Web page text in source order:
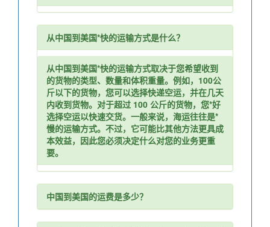
从中国到美国*快的运输方式是什么？
从中国到美国*快的运输方式取决于您希望收到
的货物的类型、数量和体积重量。例如，100公
斤以下的货物，您可以选择快递空运，并在几天
内收到货物。对于超过 100 公斤的货物，您*好
选择空运以快速交货。一般来说，海运往往是*
慢的运输方式。不过，它可能比其他方法更具成
本效益，因此您必须决定什么对您的业务更重
要。
中国到美国的运费是多少？